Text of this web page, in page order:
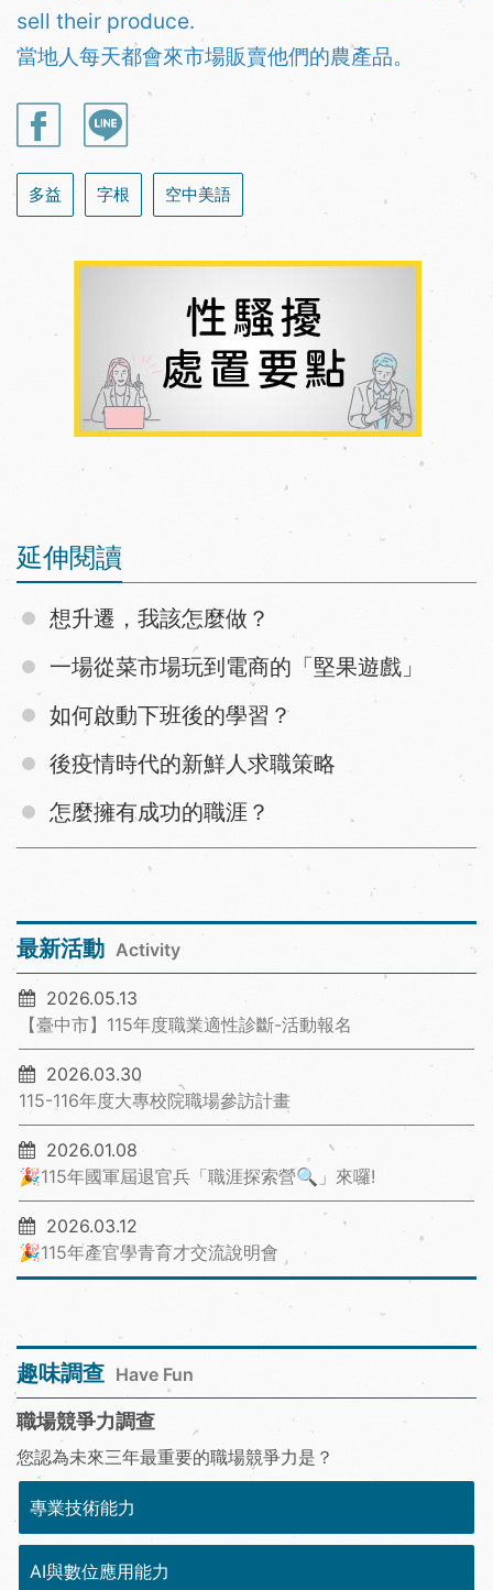
sell their produce.
當地人每天都會來市場販賣他們的農產品。
多益 字根 空中美語
延伸閱讀
想升遷，我該怎麼做？
一場從菜市場玩到電商的「堅果遊戲」
如何啟動下班後的學習？
後疫情時代的新鮮人求職策略
怎麼擁有成功的職涯？
最新活動 Activity
2026.05.13
【臺中市】115年度職業適性診斷-活動報名
2026.03.30
115-116年度大專校院職場參訪計畫
2026.01.08
🎉115年國軍屆退官兵「職涯探索營🔍」來囉!
2026.03.12
🎉115年產官學青育才交流說明會
趣味調查 Have Fun
職場競爭力調查
您認為未來三年最重要的職場競爭力是？
專業技術能力
AI與數位應用能力